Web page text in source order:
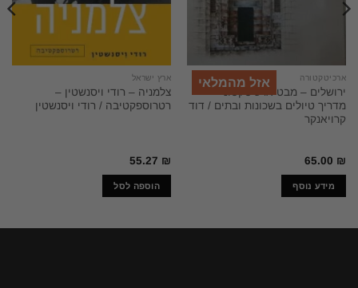
אזל מהמלאי ארכיטקטורה
ירושלים – מבט ארכיטקטוני –
מדריך טיולים בשכונות ובתים / דוד
קרויאנקר
65.00 ₪
מידע נוסף
ארץ ישראל
צלמניה – רודי ויסנשטין –
רטרוספקטיבה / רודי ויסנשטין
55.27 ₪
הוספה לסל